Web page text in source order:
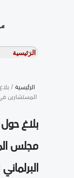
الرئيسية/
المستشارين
بلاغ
مجلس